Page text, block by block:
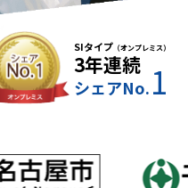
SIタイプ （オンプレミス）
3年連続
シェアNo.1